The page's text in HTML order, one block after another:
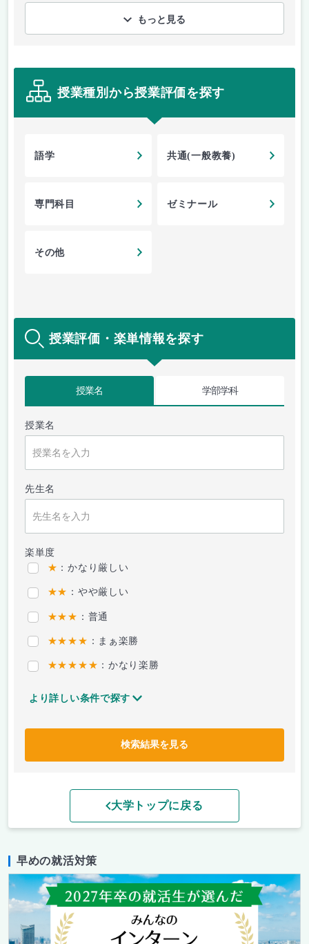
もっと見る
授業種別から授業評価を探す
語学 共通(一般教養)
専門科目 ゼミナール
その他
授業評価・楽単情報を探す
授業名 学部学科
授業名
先生名
楽単度
★ ：かなり厳しい
★★ ：やや厳しい
★★★ ：普通
★★★★ ：まぁ楽勝
★★★★★ ：かなり楽勝
より詳しい条件で探す
検索結果を見る
大学トップに戻る
早めの就活対策